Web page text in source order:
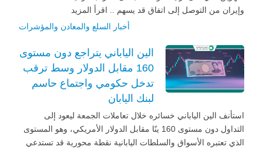
وإيران من التوصل إلى اتفاق قد يسهم .. اقرأ المزيد
أخبار السلع والمعادن والمؤشرات
الين الياباني يتراجع دون مستوى
160 مقابل الدولار وسط ترقب
تدخل حكومي واجتماع حاسم
لبنك اليابان
استأنف الين الياباني خسائره خلال تعاملات الجمعة ليعود إلى
التداول دون مستوى 160 ينًا مقابل الدولار الأمريكي، وهو المستوى
الذي تعتبره الأسواق والسلطات اليابانية نقطة محورية قد تستدعي